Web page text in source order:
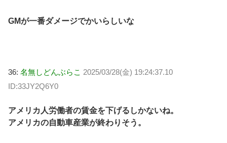
GMが一番ダメージでかいらしいな
36: 名無しどんぶらこ 2025/03/28(金) 19:24:37.10
ID:33JY2Q6Y0
アメリカ人労働者の賃金を下げるしかないね。
アメリカの自動車産業が終わりそう。